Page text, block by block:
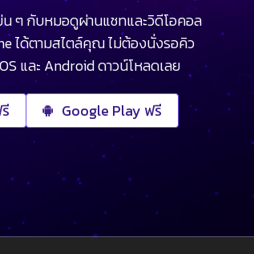
ๆ กับหมอดูผ่านแชทและวิดีโอคอล
ได้ตามสไตล์คุณ ไม่ต้องนั่งรอคิว
และ Android ดาวน์โหลดเลย
Google Play ฟรี